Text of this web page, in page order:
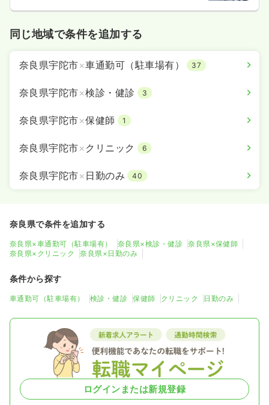
同じ地域で条件を追加する
奈良県宇陀市×車通勤可（駐車場有） 37
奈良県宇陀市×検診・健診 3
奈良県宇陀市×保健師 1
奈良県宇陀市× クリニック 6
奈良県宇陀市× 日勤のみ 40
奈良県で条件を追加する
奈良県×車通勤可（駐車場有） 奈良県×検診・健診
奈良県×保健師
奈良県×クリニック
奈良県×日勤のみ
条件から探す
車通勤可（駐車場有） 検診・健診 保健師 クリニック 日勤のみ
ログインまたは新規登録